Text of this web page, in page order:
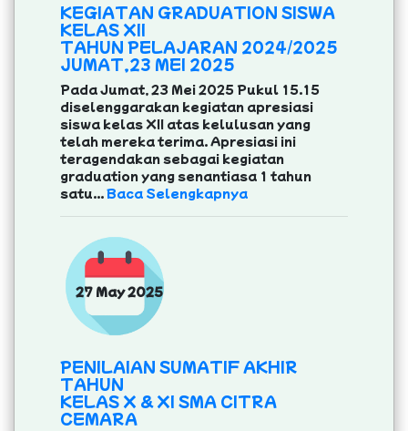
KEGIATAN GRADUATION SISWA
KELAS XII
TAHUN PELAJARAN 2024/2025
JUMAT,23 MEI 2025
Pada Jumat, 23 Mei 2025 Pukul 15.15
diselenggarakan kegiatan apresiasi
siswa kelas XII atas kelulusan yang
telah mereka terima. Apresiasi ini
teragendakan sebagai kegiatan
graduation yang senantiasa 1 tahun
satu...Baca Selengkapnya
27 May 2025
PENILAIAN SUMATIF AKHIR
TAHUN
KELAS X & XI SMA CITRA
CEMARA